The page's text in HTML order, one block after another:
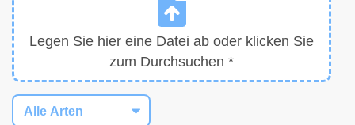
Legen Sie hier eine Datei ab oder klicken Sie
zum Durchsuchen *